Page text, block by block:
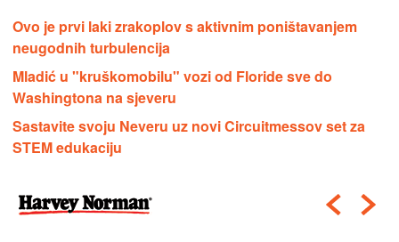
Ovo je prvi laki zrakoplov s aktivnim poništavanjem
neugodnih turbulencija
Mladić u "kruškomobilu" vozi od Floride sve do
Washingtona na sjeveru
Sastavite svoju Neveru uz novi Circuitmessov set za
STEM edukaciju